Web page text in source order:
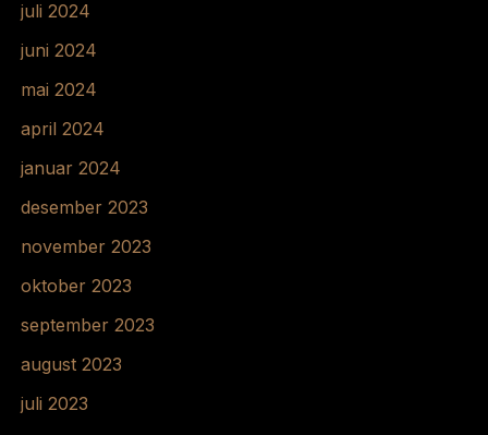
juli 2024
juni 2024
mai 2024
april 2024
januar 2024
desember 2023
november 2023
oktober 2023
september 2023
august 2023
juli 2023